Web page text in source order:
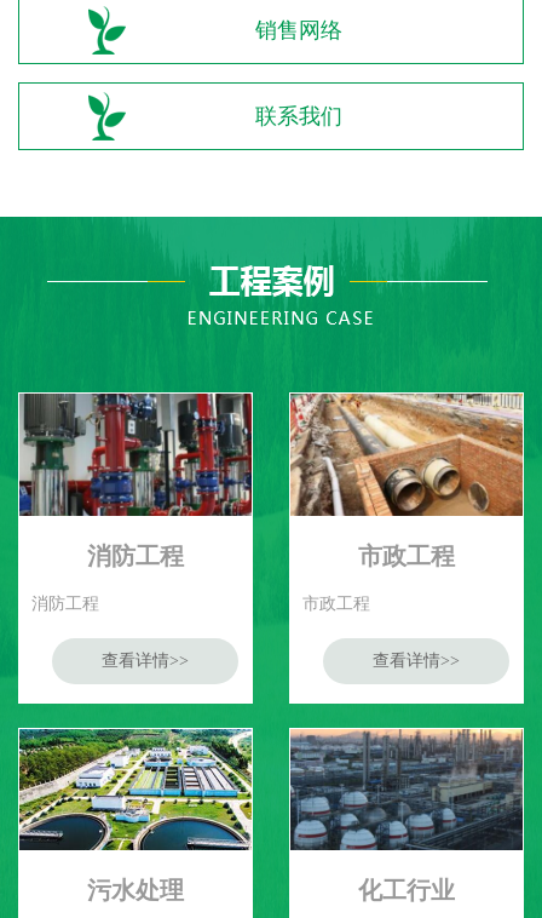
销售网络
联系我们
消防工程
消防工程
查看详情>>
市政工程
市政工程
查看详情>>
污水处理 化工行业